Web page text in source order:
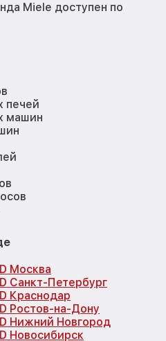
Miele доступен по
печей
машин
Москва
Санкт-Петербург
Краснодар
Ростов-на-Дону
Нижний Новгород
Новосибирск